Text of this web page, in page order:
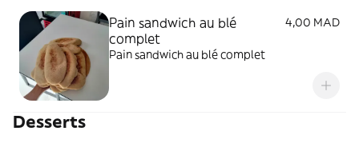
Pain sandwich au blé
complet
4,00 MAD
Pain sandwich au blé complet
Desserts